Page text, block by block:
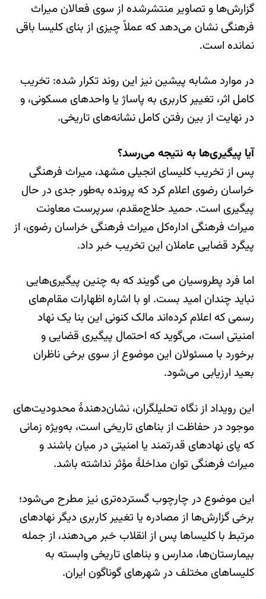
گزارش‌ها و تصاویر منتشرشده از سوی فعالان میراث
فرهنگی نشان می‌دهد که عملاً چیزی از بنای کلیسا باقی
نمانده است.
در موارد مشابه پیشین نیز این روند تکرار شده: تخریب
کامل اثر، تغییر کاربری به پاساژ یا واحدهای مسکونی، و
در نهایت از بین رفتن کامل نشانه‌های تاریخی.
آیا پیگیری‌ها به نتیجه می‌رسد؟
پس از تخریب کلیسای انجیلی مشهد، میراث فرهنگی
خراسان رضوی اعلام کرد که پرونده به‌طور جدی در حال
پیگیری است. حمید حلاج‌مقدم، سرپرست معاونت
میراث فرهنگی اداره‌کل میراث فرهنگی خراسان رضوی، از
پیگرد قضایی عاملان این تخریب خبر داد.
اما فرد پطروسیان می گویند که به چنین پیگیری‌هایی
نباید چندان امید بست. او با اشاره اظهارات مقام‌های
رسمی که اعلام کرده‌اند مالک کنونی این بنا یک نهاد
امنیتی است، می‌گوید که احتمال پیگیری قضایی و
برخورد با مسئولان این موضوع از سوی برخی ناظران
بعید ارزیابی می‌شود.
این رویداد از نگاه تحلیلگران، نشان‌دهندهٔ محدودیت‌های
موجود در حفاظت از بناهای تاریخی است، به‌ویژه زمانی
که پای نهادهای قدرتمند یا امنیتی در میان باشند و
میراث فرهنگی توان مداخلهٔ مؤثر نداشته باشد.
این موضوع در چارچوب گسترده‌تری نیز مطرح می‌شود؛
برخی گزارش‌ها از مصادره یا تغییر کاربری دیگر نهادهای
مرتبط با کلیساها پس از انقلاب خبر می‌دهند، از جمله
بیمارستان‌ها، مدارس و بناهای تاریخی وابسته به
کلیساهای مختلف در شهرهای گوناگون ایران.